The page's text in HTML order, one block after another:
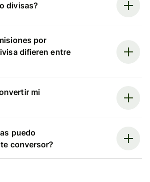
divisas?
por
difieren entre
mi
puedo
conversor?